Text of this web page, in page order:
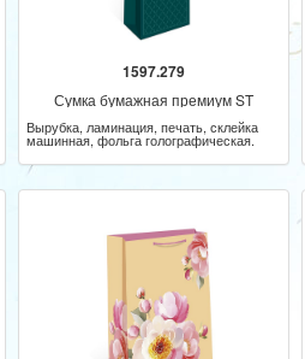
1597.279
Сумка бумажная премиум ST
Вырубка, ламинация, печать, склейка
машинная, фольга голографическая.